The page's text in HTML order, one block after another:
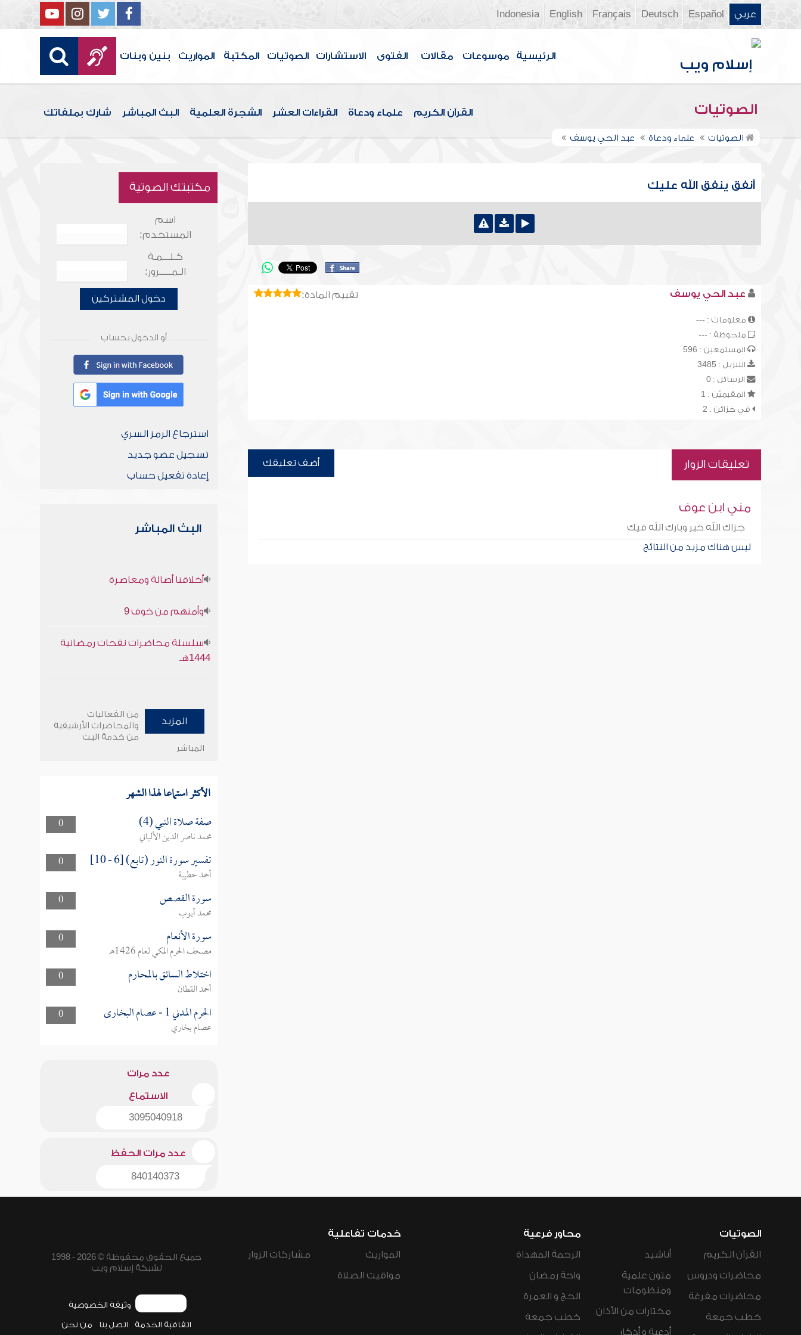
عربي Español
Deutsch
Français
English
Indonesia
الرئيسية موسوعات مقالات الفتوى الاستشارات الصوتيات المكتبة المواريث بنين وبنات
الصوتيات القرآن الكريم علماء ودعاة القراءات العشر الشجرة العلمية البث المباشر شارك بملفاتك
الصوتيات علماء ودعاة عبد الحي يوسف
أنفق ينفق الله عليك
تقييم المادة: عبد الحي يوسف
معلومات : ---
ملحوظة : ---
المستمعين : 596
التنزيل : 3485
الرسائل : 0
المقيميّن : 1
في خزائن : 2
تعليقات الزوار أضف تعليقك
مني ابن عوف
جزاك الله خير وبارك الله فيك
ليس هناك مزيد من النتائج
مكتبتك الصوتية
اسم
المستخدم:
كـلـــمـة
الـمـــــرور:
دخول المشتركين
أو الدخول بحساب
استرجاع الرمز السري
تسجيل عضو جديد
إعادة تفعيل حساب
البث المباشر
أخلاقنا أصالة ومعاصرة
وأمنهم من خوف 9
سلسلة محاضرات نفحات رمضانية
1444هـ
المزيد
من الفعاليات
والمحاضرات الأرشيفية
من خدمة البث
المباشر
الأكثر استماعا لهذا الشهر
0 صفة صلاة النبي (4)
محمد ناصر الدين الألباني
0
تفسير سورة النور (تابع) [6 - 10]
أحمد حطيبة
0
سورة القصص
محمد أيوب
0
سورة الأنعام
مصحف الحرم المكي لعام 1426هـ
0
اختلاط السائق بالمحارم
أحمد القطان
0
الحرم المدني 1 - عصام البخارى
عصام بخاري
عدد مرات
الاستماع
3095040918
عدد مرات الحفظ
840140373
الصوتيات
القرآن الكريم
محاضرات ودروس
محاضرات مفرغة
خطب جمعة
أناشيد
متون علمية
ومنظومات
مختارات من الأذان
أدعية و أذكار
محاور فرعية
الرحمة المهداة
واحة رمضان
الحج و العمرة
خطب جمعة
خدمات تفاعلية
المواريث
مواقيت الصلاة
مشاركات الزوار
جميع الحقوق محفوظة © 2026 - 1998
لشبكة إسلام ويب
وثيقة الخصوصية
اتفاقية الخدمة اتصل بنا من نحن